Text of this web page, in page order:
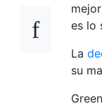
es lo
La
su